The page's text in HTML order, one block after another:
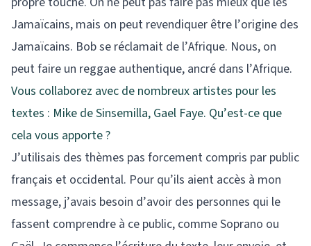
Jamaïcains, mais on peut revendiquer être l’origine des
Jamaïcains. Bob se réclamait de l’Afrique. Nous, on
peut faire un reggae authentique, ancré dans l’Afrique.
Vous collaborez avec de nombreux artistes pour les
textes : Mike de Sinsemilla, Gael Faye. Qu’est-ce que
cela vous apporte ?
J’utilisais des thèmes pas forcement compris par public
français et occidental. Pour qu’ils aient accès à mon
message, j’avais besoin d’avoir des personnes qui le
fassent comprendre à ce public, comme Soprano ou